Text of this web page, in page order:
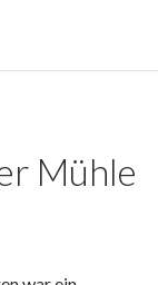
Mühle